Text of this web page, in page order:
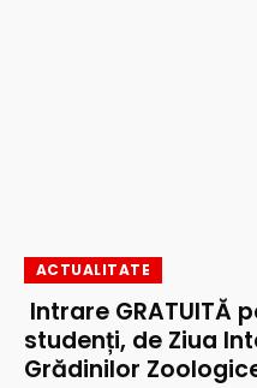
ACTUALITATE
Intrare GRATUITĂ
studenți, de Ziua
Grădinilor